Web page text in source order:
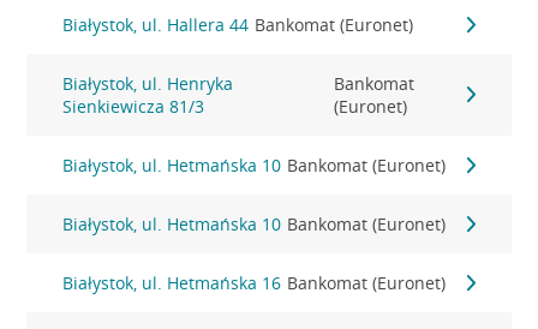
Białystok, ul. Hallera 44 Bankomat (Euronet)
Białystok, ul. Henryka
Sienkiewicza 81/3
Bankomat
(Euronet)
Białystok, ul. Hetmańska 10 Bankomat (Euronet)
Białystok, ul. Hetmańska 10 Bankomat (Euronet)
Białystok, ul. Hetmańska 16 Bankomat (Euronet)